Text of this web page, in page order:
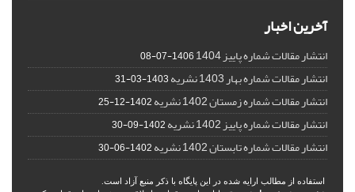
آخرین اخبار
انتشار مقالات شماره پاییز 1404 1406-07-08
انتشار مقالات شماره بهار 1403 نشریه 1403-03-31
انتشار مقالات شماره زمستان 1402 نشریه 1402-12-25
انتشار مقالات شماره پاییز 1402 نشریه 1402-09-30
انتشار مقالات شماره تابستان 1402 نشریه 1402-06-30
استفاده از مطالب ارایه شده در این پایگاه با ذکر منبع آزاد است.